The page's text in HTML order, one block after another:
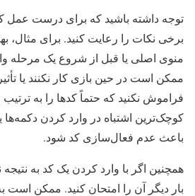
توجه داشته باشید که برای درست عمل
برخی نکات را رعایت کنید. برای مثال،
منوی اصلی یا قبل از شروع یک مرحله
ممکن است در حین بازی کار نکنند یا
فراموش نکنید که حتماً کدها را به
کوچک‌ترین اشتباه در وارد کردن دکمه‌ها
باعث عدم فعال‌سازی کد شود.
همچنین اگر با وارد کردن یک کد به
بار دیگر آن را امتحان کنید. ممکن است